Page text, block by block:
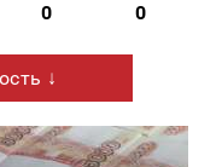
0 0
↓